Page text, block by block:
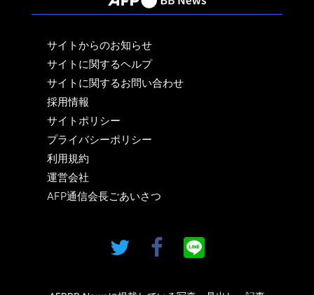
サイトからのお知らせ
サイトに関するヘルプ
サイトに関するお問い合わせ
採用情報
サイトポリシー
プライバシーポリシー
利用規約
運営会社
AFP通信会長ごあいさつ